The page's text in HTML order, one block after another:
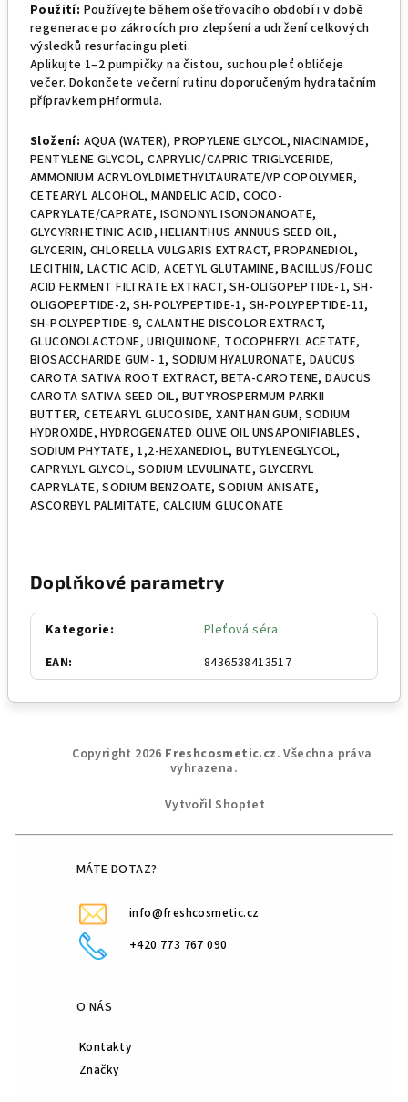
Použití: Používejte během ošetřovacího období i v době
regenerace po zákrocích pro zlepšení a udržení celkových
výsledků resurfacingu pleti.
Aplikujte 1–2 pumpičky na čistou, suchou pleť obličeje
večer. Dokončete večerní rutinu doporučeným hydratačním
přípravkem pHformula.
Složení: AQUA (WATER), PROPYLENE GLYCOL, NIACINAMIDE,
PENTYLENE GLYCOL, CAPRYLIC/CAPRIC TRIGLYCERIDE,
AMMONIUM ACRYLOYLDIMETHYLTAURATE/VP COPOLYMER,
CETEARYL ALCOHOL, MANDELIC ACID, COCO-
CAPRYLATE/CAPRATE, ISONONYL ISONONANOATE,
GLYCYRRHETINIC ACID, HELIANTHUS ANNUUS SEED OIL,
GLYCERIN, CHLORELLA VULGARIS EXTRACT, PROPANEDIOL,
LECITHIN, LACTIC ACID, ACETYL GLUTAMINE, BACILLUS/FOLIC
ACID FERMENT FILTRATE EXTRACT, SH-OLIGOPEPTIDE-1, SH-
OLIGOPEPTIDE-2, SH-POLYPEPTIDE-1, SH-POLYPEPTIDE-11,
SH-POLYPEPTIDE-9, CALANTHE DISCOLOR EXTRACT,
GLUCONOLACTONE, UBIQUINONE, TOCOPHERYL ACETATE,
BIOSACCHARIDE GUM- 1, SODIUM HYALURONATE, DAUCUS
CAROTA SATIVA ROOT EXTRACT, BETA-CAROTENE, DAUCUS
CAROTA SATIVA SEED OIL, BUTYROSPERMUM PARKII
BUTTER, CETEARYL GLUCOSIDE, XANTHAN GUM, SODIUM
HYDROXIDE, HYDROGENATED OLIVE OIL UNSAPONIFIABLES,
SODIUM PHYTATE, 1,2-HEXANEDIOL, BUTYLENEGLYCOL,
CAPRYLYL GLYCOL, SODIUM LEVULINATE, GLYCERYL
CAPRYLATE, SODIUM BENZOATE, SODIUM ANISATE,
ASCORBYL PALMITATE, CALCIUM GLUCONATE
Doplňkové parametry
Kategorie:
Pleťová séra
EAN: 8436538413517
Copyright 2026 Freshcosmetic.cz. Všechna práva
vyhrazena.
Vytvořil Shoptet
MÁTE DOTAZ?
info@freshcosmetic.cz
+420 773 767 090
O NÁS
Kontakty
Značky